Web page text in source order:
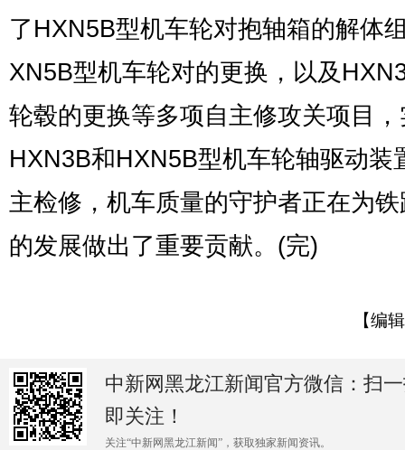
了HXN5B型机车轮对抱轴箱的解体
XN5B型机车轮对的更换，以及
轮毂的更换等多项自主修攻关项目
HXN3B和HXN5B型机车轮轴驱动装
主检修，机车质量的守护者正在为
的发展做出了重要贡献。(完)
【编
中新网黑龙江新闻官方微信：扫
即关注！
关注“中新网黑龙江新闻”，获取独家新闻资讯。